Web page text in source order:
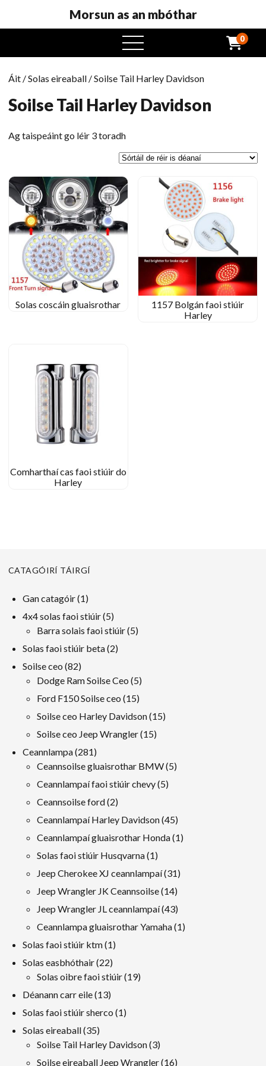
Morsun as an mbóthar
roghchlár
oscailte
0
Áit /Solas eireaball / Soilse Tail Harley Davidson
Soilse Tail Harley Davidson
Ag taispeáint go léir 3 toradhCurtha
eagar
ag
an
is
déanaí
Solas coscáin gluaisrothar
1157 Bolgán faoi stiúir
Harley
Comharthaí cas faoi stiúir do
Harley
CATAGÓIRÍ TÁIRGÍ
Gan catagóir 11
toradh
4x4 solas faoi stiúir 55
táirgeacht
Barra solais faoi stiúir 55
Solas faoi stiúir beta 22
Soilse ceo 8282
táirgeacht
Dodge Ram Soilse Ceo 55
táirgeacht
Ford F150 Soilse ceo 1515
táirgeacht
Soilse ceo Harley Davidson 1515
Soilse ceo Jeep Wrangler 1515
Ceannlampa 281281
táirgeacht
Ceannsoilse gluaisrothar BMW 55
Ceannlampaí faoi stiúir chevy 55
Ceannsoilse ford 22
táirgeacht
Ceannlampaí Harley Davidson 4545
táirgeacht
Ceannlampaí gluaisrothar Honda 11
Solas faoi stiúir Husqvarna 11
toradh
Jeep Cherokee XJ ceannlampaí 3131
Jeep Wrangler JK Ceannsoilse 1414
táirgeacht
Jeep Wrangler JL ceannlampaí 4343
táirgeacht
Ceannlampa gluaisrothar Yamaha 11
Solas faoi stiúir ktm 11
Solas easbhóthair 2222
táirgeacht
Solas oibre faoi stiúir 1919
Déanann carr eile 1313
táirgeacht
Solas faoi stiúir sherco 11
Solas eireaball 3535
táirgeacht
Soilse Tail Harley Davidson 33
táirgeacht
Soilse eireaball Jeep Wrangler 1616